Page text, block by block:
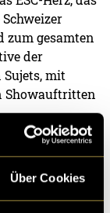
Über Cookies
zum gesamten
der
mit
Showauftritten